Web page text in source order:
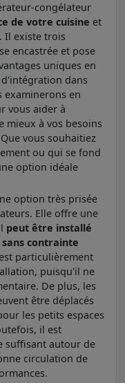
congélateur
de votre cuisine et
Il existe trois
encastrée et pose
uniques en
dans
examinerons en
vous aider à
mieux à vos besoins
vous souhaitiez
ou qui se fond
option idéale
option très prisée
Elle offre une
peut être installé
contrainte
particulièrement
puisqu'il ne
De plus, les
être déplacés
les petits espaces
il est
suffisant autour de
circulation de